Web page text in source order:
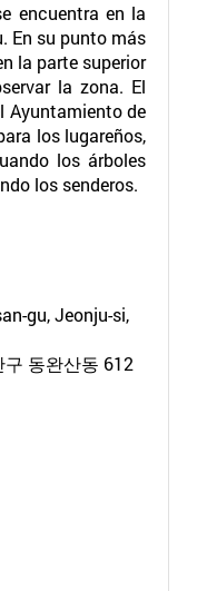
encuentra en la
En su punto más
la parte superior
la zona. El
Ayuntamiento de
los lugareños,
los árboles
los senderos.
gu, Jeonju-si,
동완산동 612